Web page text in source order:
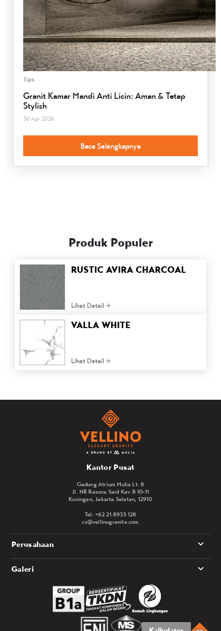
Tips
Granit Kamar Mandi Anti Licin: Aman & Tetap
Stylish
30 Apr 2026
Baca Selengkapnya
Produk Populer
RUSTIC AVIRA CHARCOAL
Lihat Detail
VALLA WHITE
Lihat Detail
Kantor Pusat
Gedung Atrium Mulia Lt. 8
Jl. HR Rasuna Said Kav B 10-11
Kuningan, Jakarta Selatan, 12910
Tel: +62 21 8935 128
cs@vellinogranite.com
Perusahaan
Galeri